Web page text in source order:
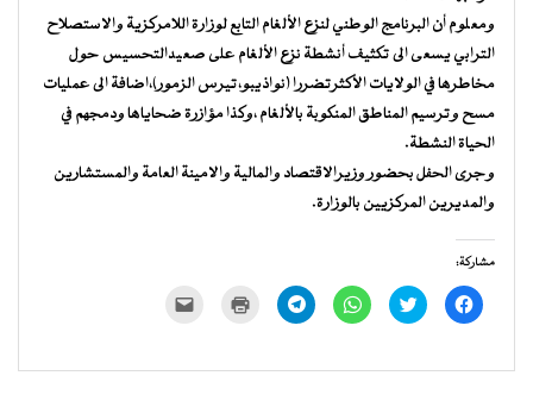
ومعلوم أن البرنامج الوطني لنزع الألغام التابع لوزارة اللامركزية والاستصلاح
الترابي يسعى الى تكثيف أنشطة نزع الألغام على صعيدالتحسيس حول
مخاطرها في الولايات الأكثرتضررا (نواذيبو،تيرس الزمور)،اضافة الى عمليات
مسح وترسيم المناطق المنكوبة بالألغام ،وكذا مؤازرة ضحاياها ودمجهم في
الحياة النشطة.
وجرى الحفل بحضور وزيرالاقتصاد والمالية والامينة العامة والمستشارين
والمديرين المركزيين بالوزارة.
مشاركة:
انقر
للمشاركة
في
اضغط
للمشاركة
في
انقر
للمشاركة
في
انقر
للمشاركة
في
للطباعة
جديدة) الإلكتروني